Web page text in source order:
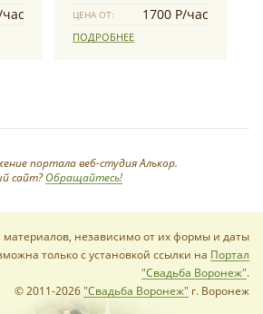
ЦЕНА ОТ: 1700 Р/час
ПОДРОБНЕЕ
портала веб-студия Алькор.
сайт?Обращайтесь!
материалов, независимо от их формы и даты
только с установкой ссылки на Портал
"Свадьба Воронеж".
© 2011-2026"Свадьба Воронеж" г. Воронеж